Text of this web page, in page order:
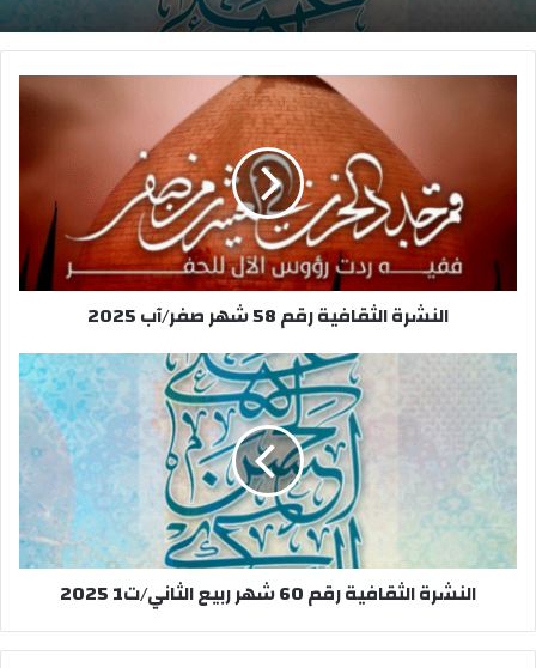
2025
النشرة الثقافية رقم 58 شهر صفر/آب 2025
النشرة
رقم
شهر
ربيع
الثاني/
ت1
2025
النشرة الثقافية رقم 60 شهر ربيع الثاني/ت1 2025